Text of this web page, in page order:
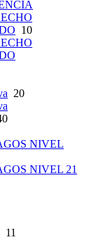
10
20
NIVEL
NIVEL 21
11